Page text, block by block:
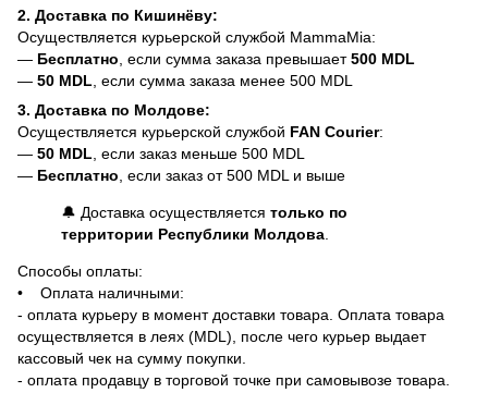
2. Доставка по Кишинёву:
Осуществляется курьерской службой MammaMia:
— Бесплатно, если сумма заказа превышает500 MDL
— 50 MDL, если сумма заказа менее 500 MDL
3. Доставка по Молдове:
Осуществляется курьерской службой FAN Courier:
— 50 MDL, если заказ меньше 500 MDL
— Бесплатно, если заказ от 500 MDL и выше
🔔 Доставка осуществляется только по
территории Республики Молдова.
Способы оплаты:
• Оплата наличными:
- оплата курьеру в момент доставки товара. Оплата товара
осуществляется в леях (MDL), после чего курьер выдает
кассовый чек на сумму покупки.
- оплата продавцу в торговой точке при самовывозе товара.